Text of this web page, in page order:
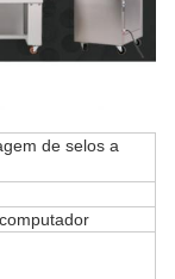
de selos a